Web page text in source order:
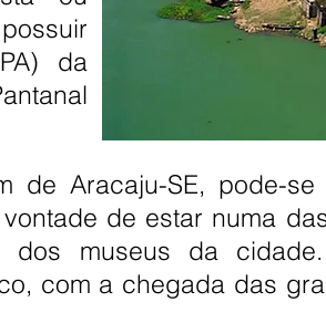
da
de Aracaju-SE, pode-
de estar numa
dos museus da
com a chegada das